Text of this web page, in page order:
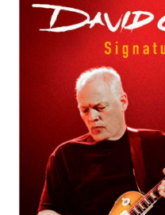
Корзина
Мой аккаунт
Оставить отзыв
Оформление заказа
Подтверждение заказа